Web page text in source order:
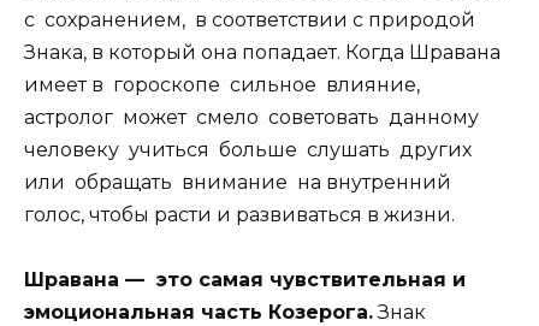
с сохранением, в соответствии с природой
Знака, в который она попадает. Когда Шравана
имеет в гороскопе сильное влияние,
астролог может смело советовать данному
человеку учиться больше слушать других
или обращать внимание на внутренний
голос, чтобы расти и развиваться в жизни.
Шравана — это самая чувствительная и
эмоциональная часть Козерога.Знак